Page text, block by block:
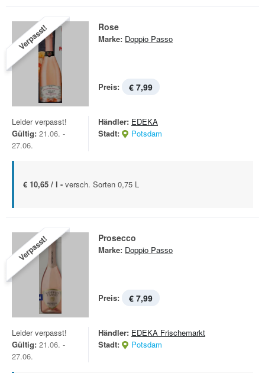
Verpasst! Rose
Marke: Doppio Passo
Preis: € 7,99
Leider verpasst!
Gültig: 21.06. -
27.06.
Händler: EDEKA
Stadt:
Potsdam
€ 10,65 / l - versch. Sorten 0,75 L
Verpasst! Prosecco
Marke: Doppio Passo
Preis: € 7,99
Leider verpasst!
Gültig: 21.06. -
27.06.
Händler: EDEKA Frischemarkt
Stadt:
Potsdam